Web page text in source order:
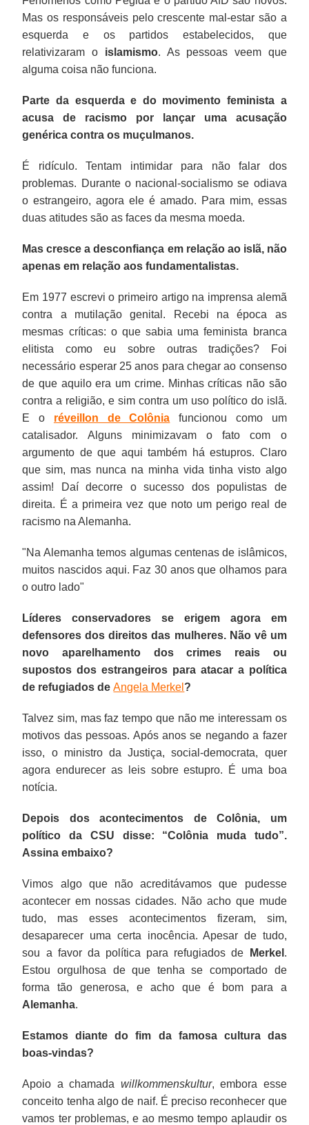
Mas os responsáveis pelo crescente mal-estar são a
esquerda e os partidos estabelecidos, que
relativizaram o islamismo. As pessoas veem que
alguma coisa não funciona.
Parte da esquerda e do movimento feminista a
acusa de racismo por lançar uma acusação
genérica contra os muçulmanos.
É ridículo. Tentam intimidar para não falar dos
problemas. Durante o nacional-socialismo se odiava
o estrangeiro, agora ele é amado. Para mim, essas
duas atitudes são as faces da mesma moeda.
Mas cresce a desconfiança em relação ao islã, não
apenas em relação aos fundamentalistas.
Em 1977 escrevi o primeiro artigo na imprensa alemã
contra a mutilação genital. Recebi na época as
mesmas críticas: o que sabia uma feminista branca
elitista como eu sobre outras tradições? Foi
necessário esperar 25 anos para chegar ao consenso
de que aquilo era um crime. Minhas críticas não são
contra a religião, e sim contra um uso político do islã.
E o réveillon de Colônia funcionou como um
catalisador. Alguns minimizavam o fato com o
argumento de que aqui também há estupros. Claro
que sim, mas nunca na minha vida tinha visto algo
assim! Daí decorre o sucesso dos populistas de
direita. É a primeira vez que noto um perigo real de
racismo na Alemanha.
"Na Alemanha temos algumas centenas de islâmicos,
muitos nascidos aqui. Faz 30 anos que olhamos para
o outro lado"
Líderes conservadores se erigem agora em
defensores dos direitos das mulheres. Não vê um
novo aparelhamento dos crimes reais ou
supostos dos estrangeiros para atacar a política
de refugiados deAngela Merkel ?
Talvez sim, mas faz tempo que não me interessam os
motivos das pessoas. Após anos se negando a fazer
isso, o ministro da Justiça, social-democrata, quer
agora endurecer as leis sobre estupro. É uma boa
notícia.
Depois dos acontecimentos de Colônia, um
político da CSU disse: “Colônia muda tudo”.
Assina embaixo?
Vimos algo que não acreditávamos que pudesse
acontecer em nossas cidades. Não acho que mude
tudo, mas esses acontecimentos fizeram, sim,
desaparecer uma certa inocência. Apesar de tudo,
sou a favor da política para refugiados de
Merkel .
Estou orgulhosa de que tenha se comportado de
forma tão generosa, e acho que é bom para a
Alemanha.
Estamos diante do fim da famosa cultura das
boas-vindas?
Apoio a chamada willkommenskultur, embora esse
conceito tenha algo de naif. É preciso reconhecer que
vamos ter problemas, e ao mesmo tempo aplaudir os